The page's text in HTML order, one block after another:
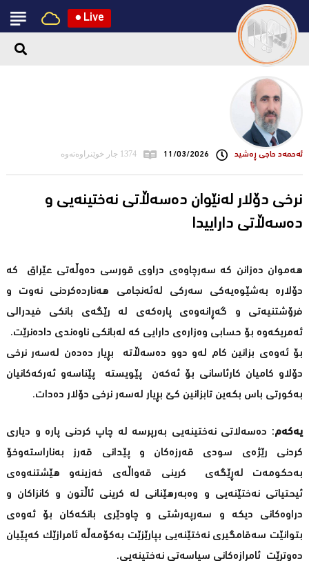
● Live
ئه‌حمه‌د حاجی ڕه‌شید 11/03/2026 1374 جار خوێنراوەتەوە
نرخی دۆلار لەنێوان دەسەڵاتی نەختینەیی و
دەسەڵاتی داراییدا
هەموان دەزانن کە سەرچاوەی دراوی قورسی دەوڵەتی عێراق کە
دۆلارە بەشێوەیەکی سەرکی لەئەنجامی هەناردەکردنی نەوت و
فرۆشتنیەتی و گەڕانەوەی پارەکەی لە رێگەی بانکی فیدرالی
ئەمریکەوە بۆ حسابی وەزارەی دارایی کە لەبانکی ناوەندی دادەنرێت.
بۆ ئەوەی بزانین کام لەو دوو دەسەڵاتە بڕیار دەدەن لەسەر نرخی
دۆلاو کامیان کارئاسانی بۆ ئەکەن پێویستە پێناسەو ئەرکەکانیان
بەکورتی باس بکەین تابزانین کێ بڕیار لەسەر نرخی دۆلار دەدات.
یەکەم: دەسەلاتی نەختینەیی بەرپرسە لە چاپ کردنی پارە و دیاری
کردنی رێژەی سودی قەرزەکان و پێدانی قەرز بەناراستەوخۆ
بەحکومەت لەڕێگەی کرینی قەواڵەی خەزینەو هێشتنەوەی
ئیحتیاتی نەختێنەیی و وەبەرهێنانی لە کرینی ئاڵتون و کانزاکان و
دراوەکانی دیکە و سەرپەرشتی و چاودێری بانکەکان بۆ ئەوەی
بتوانێت سەقامگیری نەختێنەیی بپارێزێت بەکۆمەڵە ئامرازێک کەپێیان
دەوترێت ئامرازەکانی سیاسەتی نەختینەیی.